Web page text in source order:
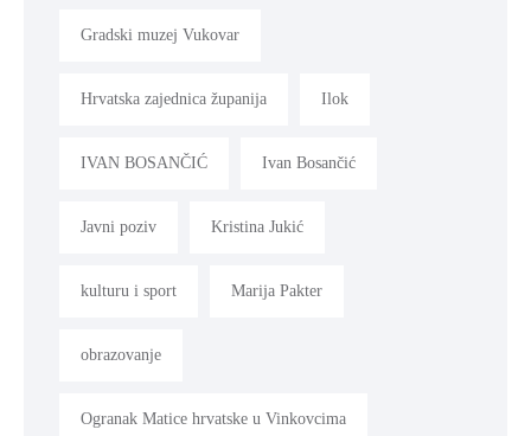
Gradski muzej Vukovar
Hrvatska zajednica županija Ilok
IVAN BOSANČIĆ Ivan Bosančić
Javni poziv Kristina Jukić
kulturu i sport Marija Pakter
obrazovanje
Ogranak Matice hrvatske u Vinkovcima